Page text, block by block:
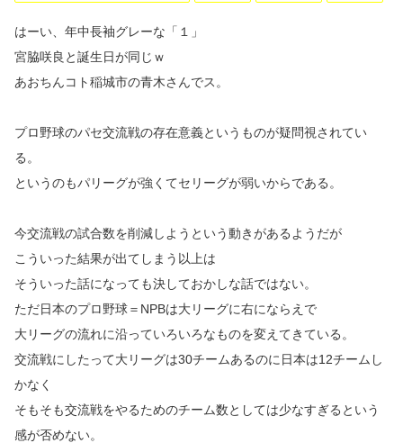
はーい、年中長袖グレーな「１」
宮脇咲良と誕生日が同じｗ
あおちんコト稲城市の青木さんでス。
プロ野球のパセ交流戦の存在意義というものが疑問視されてい
る。
というのもパリーグが強くてセリーグが弱いからである。
今交流戦の試合数を削減しようという動きがあるようだが
こういった結果が出てしまう以上は
そういった話になっても決しておかしな話ではない。
ただ日本のプロ野球＝NPBは大リーグに右にならえで
大リーグの流れに沿っていろいろなものを変えてきている。
交流戦にしたって大リーグは30チームあるのに日本は12チームし
かなく
そもそも交流戦をやるためのチーム数としては少なすぎるという
感が否めない。